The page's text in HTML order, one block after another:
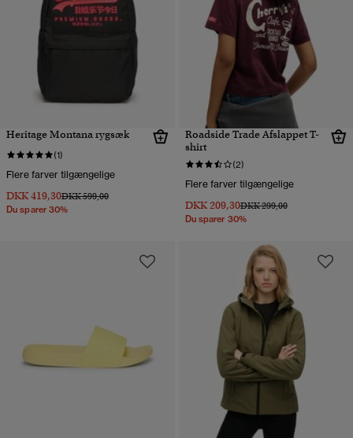
Heritage Montana rygsæk
(1)
Flere farver tilgængelige
DKK 419,30Pris nedsat fra
DKK 599,00til
Du sparer 30%
Roadside Trade Afslappet T-
shirt
(2)
Flere farver tilgængelige
DKK 209,30Pris nedsat fra
DKK 299,00til
Du sparer 30%